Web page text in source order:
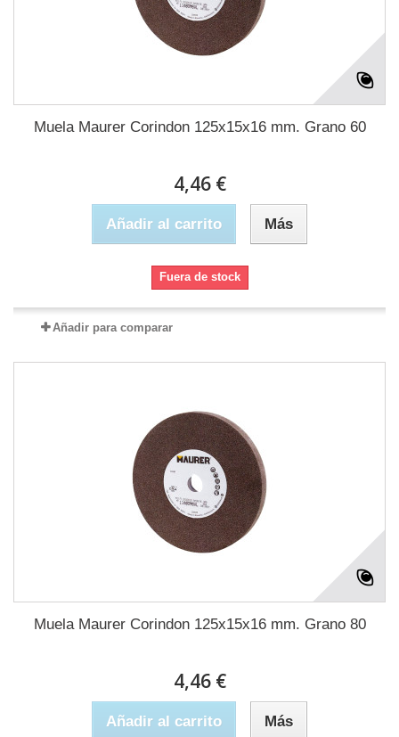
Muela Maurer Corindon 125x15x16 mm. Grano 60
4,46 €
Añadir al carrito Más
Fuera de stock
Añadir para comparar
Muela Maurer Corindon 125x15x16 mm. Grano 80
4,46 €
Añadir al carrito Más